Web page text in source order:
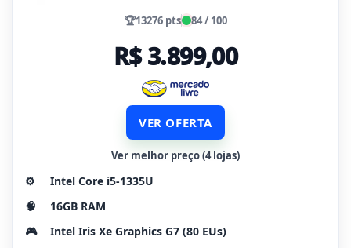
🏆13276 pts 84 / 100
R$ 3.899,00
VER OFERTA
Ver melhor preço (4 lojas)
⚙️
Intel Core i5-1335U
🧠
16GB RAM
🎮
Intel Iris Xe Graphics G7 (80 EUs)